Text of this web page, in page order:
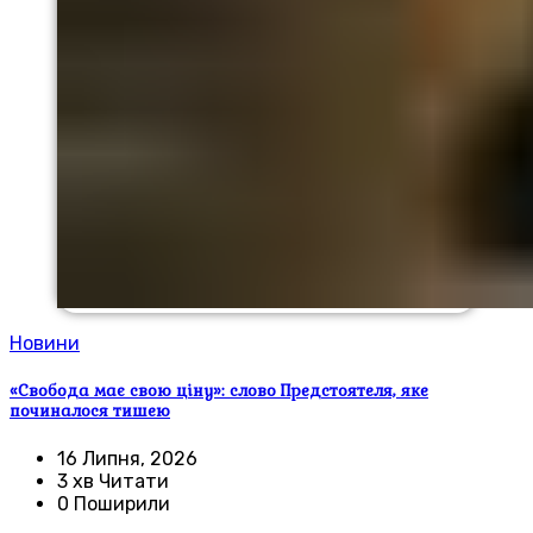
Новини
«Свобода має свою ціну»: слово Предстоятеля, яке
починалося тишею
16 Липня, 2026
3 хв Читати
0 Поширили